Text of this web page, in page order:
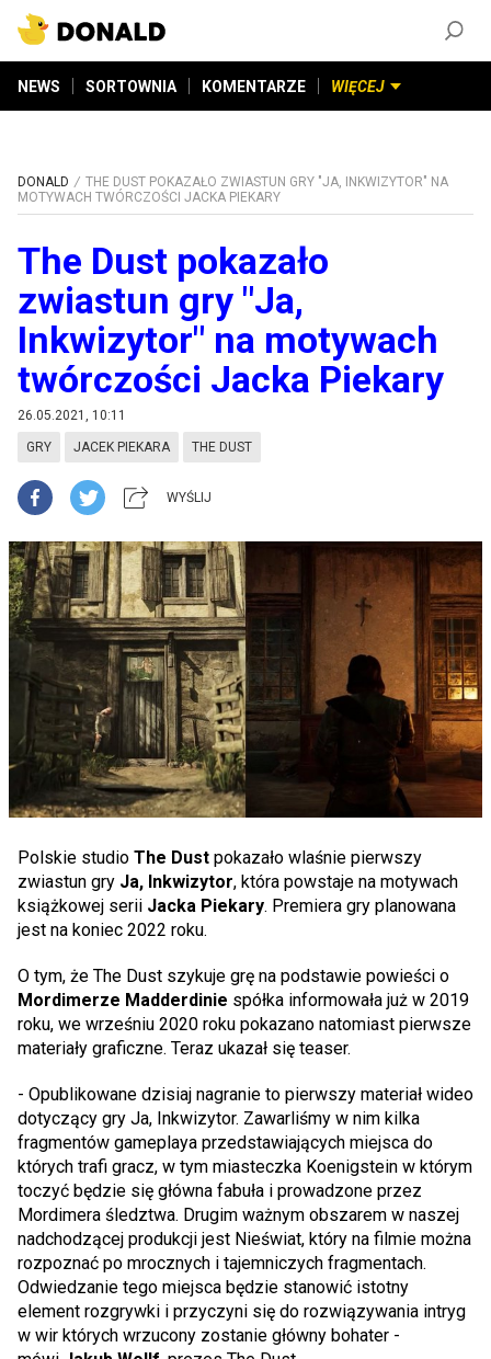
NEWS SORTOWNIA KOMENTARZE WIĘCEJ
DONALD
THE DUST POKAZAŁO ZWIASTUN GRY "JA, INKWIZYTOR" NA
MOTYWACH TWÓRCZOŚCI JACKA PIEKARY
The Dust pokazało
zwiastun gry "Ja,
Inkwizytor" na motywach
twórczości Jacka Piekary
26.05.2021, 10:11
GRY JACEK PIEKARA THE DUST
WYŚLIJ
Polskie studio The Dust pokazało wlaśnie pierwszy
zwiastun gry Ja, Inkwizytor, która powstaje na motywach
książkowej serii Jacka Piekary. Premiera gry planowana
jest na koniec 2022 roku.
O tym, że The Dust szykuje grę na podstawie powieści o
Mordimerze Madderdinie spółka informowała już w 2019
roku, we wrześniu 2020 roku pokazano natomiast pierwsze
materiały graficzne. Teraz ukazał się teaser.
- Opublikowane dzisiaj nagranie to pierwszy materiał wideo
dotyczący gry Ja, Inkwizytor. Zawarliśmy w nim kilka
fragmentów gameplaya przedstawiających miejsca do
których trafi gracz, w tym miasteczka Koenigstein w którym
toczyć będzie się główna fabuła i prowadzone przez
Mordimera śledztwa. Drugim ważnym obszarem w naszej
nadchodzącej produkcji jest Nieświat, który na filmie można
rozpoznać po mrocznych i tajemniczych fragmentach.
Odwiedzanie tego miejsca będzie stanowić istotny
element rozgrywki i przyczyni się do rozwiązywania intryg
w wir których wrzucony zostanie główny bohater -